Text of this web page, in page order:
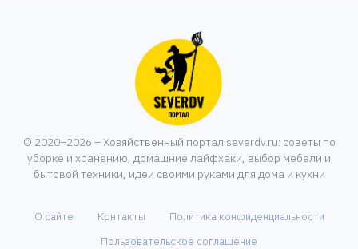
© 2020–2026 – Хозяйственный портал severdv.ru: советы по
уборке и хранению, домашние лайфхаки, выбор мебели и
бытовой техники, идеи своими руками для дома и кухни
О сайте Контакты
Политика конфиденциальности
Пользовательское соглашение